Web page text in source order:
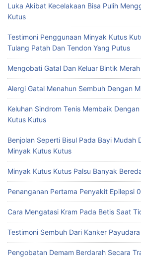
Luka Akibat Kecelakaan Bisa Pulih
Kutus
Testimoni Penggunaan Minyak Kutus
Tulang Patah Dan Tendon Yang Putus
Mengobati Gatal Dan Keluar Bintik
Alergi Gatal Menahun Sembuh Dengan
Keluhan Sindrom Tenis Membaik
Kutus Kutus
Benjolan Seperti Bisul Pada Bayi Mudah
Minyak Kutus Kutus
Minyak Kutus Kutus Palsu Banyak
Penanganan Pertama Penyakit Epilepsi
Cara Mengatasi Kram Pada Betis Saat
Testimoni Sembuh Dari Kanker
Pengobatan Demam Berdarah Secara